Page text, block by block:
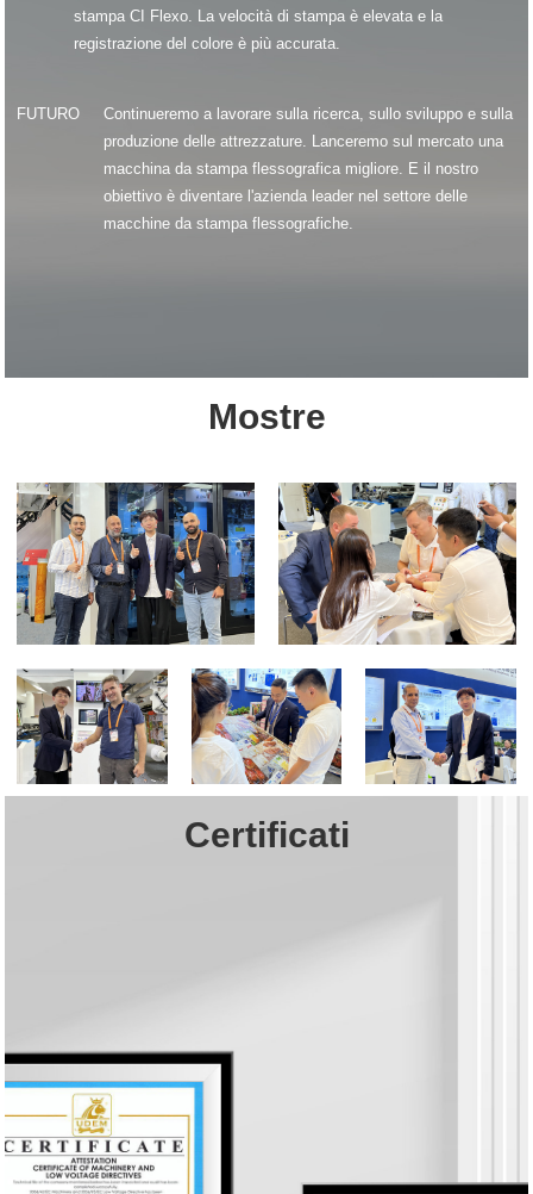
stampa CI Flexo. La velocità di stampa è elevata e la
registrazione del colore è più accurata.
FUTURO
Continueremo a lavorare sulla ricerca, sullo sviluppo e sulla
produzione delle attrezzature. Lanceremo sul mercato una
macchina da stampa flessografica migliore. E il nostro
obiettivo è diventare l'azienda leader nel settore delle
macchine da stampa flessografiche.
Mostre
Certificati